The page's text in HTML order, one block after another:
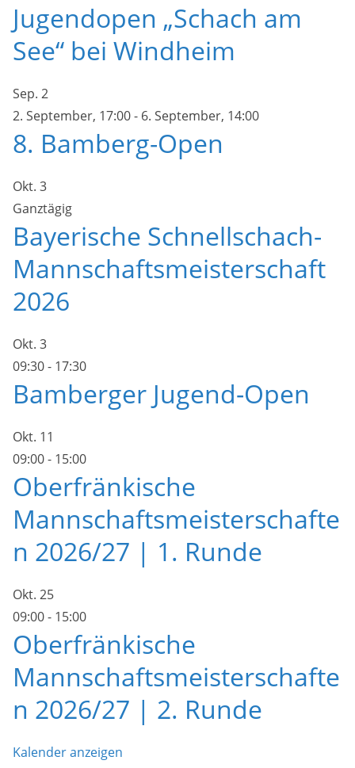
Jugendopen „Schach am
See“ bei Windheim
Sep. 2
2. September, 17:00- 6. September, 14:00
8. Bamberg-Open
Okt. 3
Ganztägig
Bayerische Schnellschach-
Mannschaftsmeisterschaft
2026
Okt. 3
09:30- 17:30
Bamberger Jugend-Open
Okt. 11
09:00- 15:00
Oberfränkische
Mannschaftsmeisterschafte
n 2026/27 | 1. Runde
Okt. 25
09:00- 15:00
Oberfränkische
Mannschaftsmeisterschafte
n 2026/27 | 2. Runde
Kalender anzeigen